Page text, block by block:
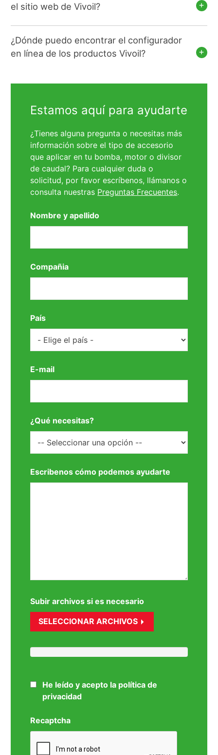
el sitio web de Vivoil?
¿Dónde puedo encontrar el configurador
en línea de los productos Vivoil?
Estamos aquí para ayudarte
¿Tienes alguna pregunta o necesitas más
información sobre el tipo de accesorio
que aplicar en tu bomba, motor o divisor
de caudal? Para cualquier duda o
solicitud, por favor escríbenos, llámanos o
consulta nuestras Preguntas Frecuentes.
Nombre y apellido
Compañia
País
E-mail
¿Qué necesitas?
Escribenos cómo podemos ayudarte
Subir archivos si es necesario
SELECCIONAR ARCHIVOS
He leído y acepto la política de
privacidad
Recaptcha